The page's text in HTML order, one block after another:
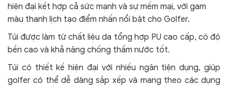
hiện đại kết hợp cả sức mạnh và sự mềm mại, với gam
màu thanh lịch tạo điểm nhấn nổi bật cho Golfer.
Túi được làm từ chất liệu da tổng hợp PU cao cấp, có độ
bền cao và khả năng chống thấm nước tốt.
Túi có thiết kế hiện đại với nhiều ngăn tiện dụng, giúp
golfer có thể dễ dàng sắp xếp và mang theo các dụng